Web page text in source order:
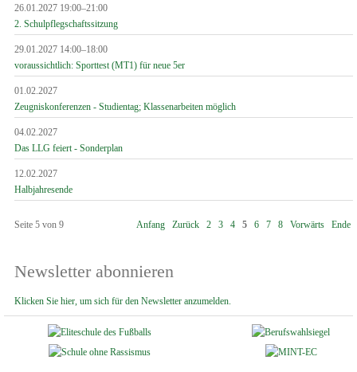
26.01.2027 19:00–21:00
2. Schulpflegschaftssitzung
29.01.2027 14:00–18:00
voraussichtlich: Sporttest (MT1) für neue 5er
01.02.2027
Zeugniskonferenzen - Studientag; Klassenarbeiten möglich
04.02.2027
Das LLG feiert - Sonderplan
12.02.2027
Halbjahresende
Seite 5 von 9 Anfang Zurück 2 3 4 5 6 7 8 Vorwärts Ende
Newsletter abonnieren
Klicken Sie hier, um sich für den Newsletter anzumelden.